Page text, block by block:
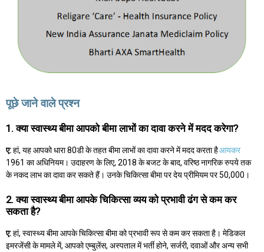
पूछे जाने वाले प्रश्न
1. क्या स्वास्थ्य बीमा आपको बीमा लाभों का दावा करने में मदद करेगा?
ए:हां, यह आपको धारा 80डी के तहत बीमा लाभों का दावा करने में मदद करता हैआयकर
1961 का अधिनियम। उदाहरण के लिए, 2018 के बजट के बाद, वरिष्ठ नागरिक रुपये तक
के नकद लाभ का दावा कर सकते हैं। उनके चिकित्सा बीमा पर देय प्रीमियम पर 50,000।
2. क्या स्वास्थ्य बीमा आपके चिकित्सा व्यय को प्रभावी ढंग से कम कर
सकता है?
ए:हां, स्वास्थ्य बीमा आपके चिकित्सा बीमा को प्रभावी रूप से कम कर सकता है। मेडिकल
इमरजेंसी के मामले में, आपको एम्बुलेंस, अस्पताल में भर्ती होने, सर्जरी, दवाओं और अन्य सभी